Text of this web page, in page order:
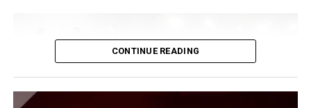
CONTINUE READING